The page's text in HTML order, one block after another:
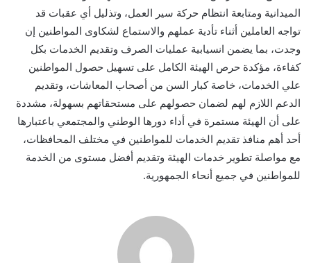
الميدانية ومتابعة انتظام حركة سير العمل، وتذليل أي عقبات قد
تواجه العاملين أثناء تأدية عملهم والاستماع لشكاوى المواطنين إن
وجدت، بما يضمن انسيابية عمليات الصرف وتقديم الخدمات بكل
كفاءة، مؤكدة حرص الهيئة الكامل على تسهيل حصول المواطنين
علي الخدمات، خاصة كبار السن من أصحاب المعاشات، وتقديم
الدعم اللازم لهم لضمان حصولهم على مستحقاتهم بسهولة، مشددة
على أن الهيئة مستمرة في أداء دورها الوطني والمجتمعي باعتبارها
أحد أهم منافذ تقديم الخدمات للمواطنين في مختلف المحافظات،
مع مواصلة تطوير خدمات الهيئة وتقديم أفضل مستوى من الخدمة
للمواطنين في جميع أنحاء الجمهورية.